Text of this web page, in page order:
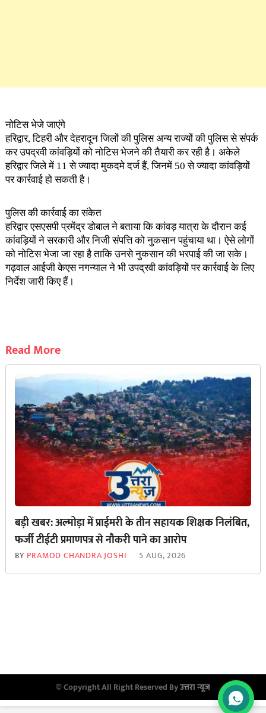
नोटिस भेजे जाएंगे
हरिद्वार, टिहरी और देहरादून जिलों की पुलिस अन्य राज्यों की पुलिस से संपर्क
कर उपद्रवी कांवड़ियों को नोटिस भेजने की तैयारी कर रही है। अकेले
हरिद्वार जिले में 11 से ज्यादा मुकदमे दर्ज हैं, जिनमें 50 से ज्यादा कांवड़ियों
पर कार्रवाई हो सकती है।
पुलिस की कार्रवाई का संकेत
हरिद्वार एसएसपी प्रमेंद्र डोबाल ने बताया कि कांवड़ यात्रा के दौरान कई
कांवड़ियों ने सरकारी और निजी संपत्ति को नुकसान पहुंचाया था। ऐसे लोगों
को नोटिस भेजा जा रहा है ताकि उनसे नुकसान की भरपाई की जा सके।
गढ़वाल आईजी केएस नगन्याल ने भी उपद्रवी कांवड़ियों पर कार्रवाई के लिए
निर्देश जारी किए हैं।
Read More
बड़ी खबर: अल्मोड़ा में प्राईमरी के तीन सहायक शिक्षक निलंबित,
फर्जी टीईटी प्रमाणपत्र से नौकरी पाने का आरोप
BY PRAMOD CHANDRA JOSHI 5 AUG, 2026
© Copyright All Right Reserved Byउत्तरा न्यूज